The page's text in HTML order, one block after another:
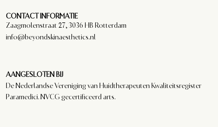
CONTACT INFORMATIE
Zaagmolenstraat 27, 3036 HB Rotterdam
info@beyondskinaesthetics.nl
AANGESLOTEN BIJ
De Nederlandse Vereniging van Huidtherapeuten Kwaliteitsregister
Paramedici. NVCG gecertificeerd arts.